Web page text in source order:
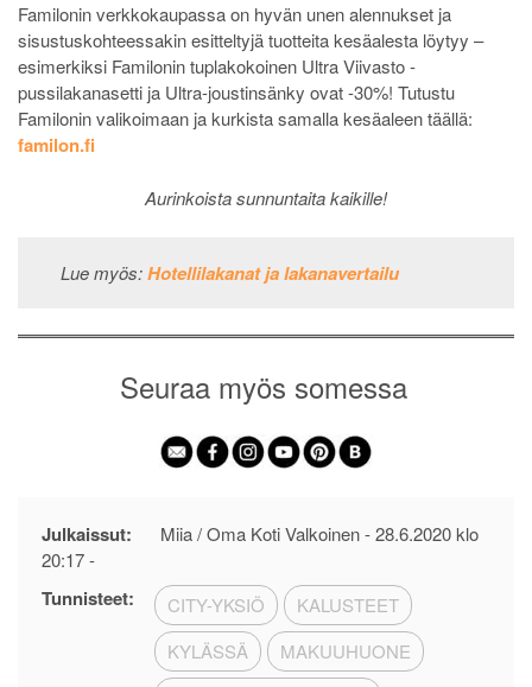
Familonin verkkokaupassa on hyvän unen alennukset ja
sisustuskohteessakin esitteltyjä tuotteita kesäalesta löytyy –
esimerkiksi Familonin tuplakokoinen Ultra Viivasto -
pussilakanasetti ja Ultra-joustinsänky ovat -30%! Tutustu
Familonin valikoimaan ja kurkista samalla kesäaleen täällä:
familon.fi
Aurinkoista sunnuntaita kaikille!
Lue myös:Hotellilakanat ja lakanavertailu
Seuraa myös somessa
Julkaissut: Miia / Oma Koti Valkoinen -28.6.2020 klo
20:17-
Tunnisteet: CITY-YKSIÖ
KALUSTEET
KYLÄSSÄ
MAKUUHUONE